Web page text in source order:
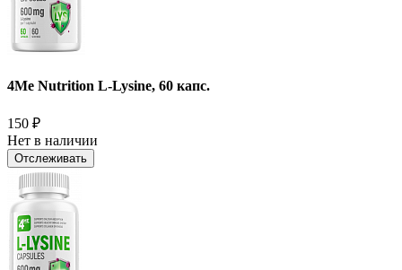
4Me Nutrition L-Lysine, 60 капс.
150 ₽
Нет в наличии
Отслеживать